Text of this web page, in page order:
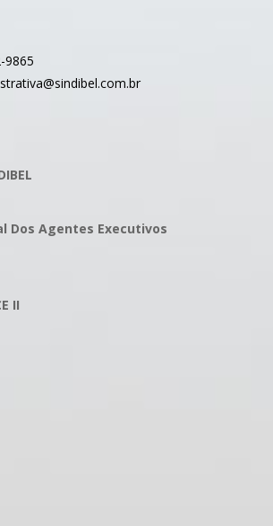
9865
Dos Agentes Executivos
II